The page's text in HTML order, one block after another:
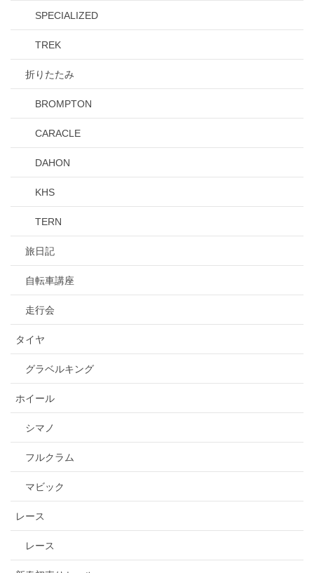
SPECIALIZED
TREK
折りたたみ
BROMPTON
CARACLE
DAHON
KHS
TERN
旅日記
自転車講座
走行会
タイヤ
グラベルキング
ホイール
シマノ
フルクラム
マビック
レース
レース